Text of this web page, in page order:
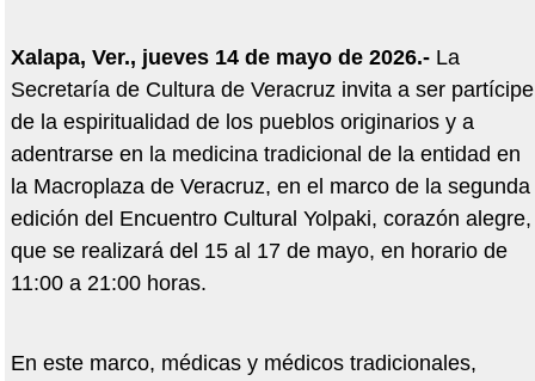
Xalapa, Ver., jueves 14 de mayo de 2026.- La
Secretaría de Cultura de Veracruz invita a ser partícipe
de la espiritualidad de los pueblos originarios y a
adentrarse en la medicina tradicional de la entidad en
la Macroplaza de Veracruz, en el marco de la segunda
edición del Encuentro Cultural Yolpaki, corazón alegre,
que se realizará del 15 al 17 de mayo, en horario de
11:00 a 21:00 horas.
En este marco, médicas y médicos tradicionales,